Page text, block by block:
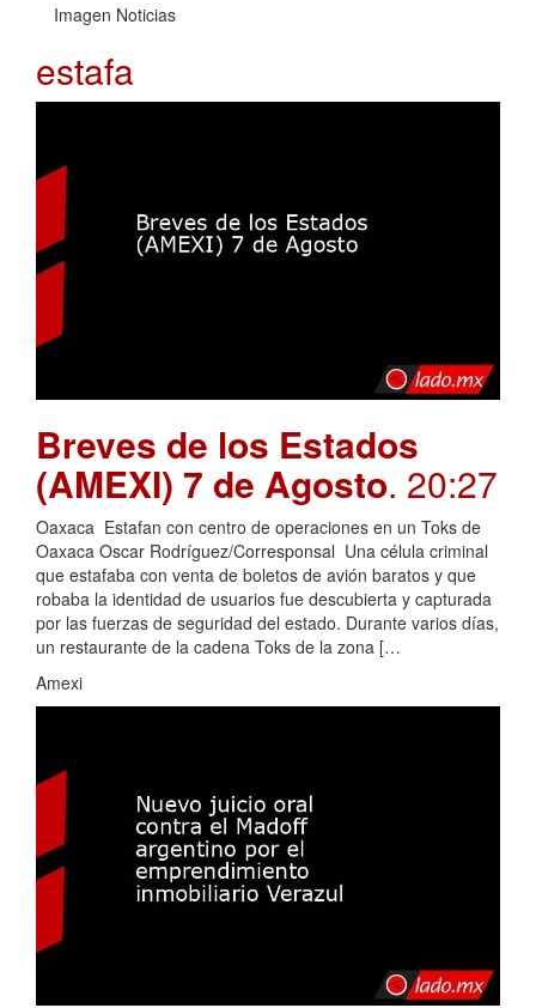
Imagen Noticias
estafa
Breves de los Estados
(AMEXI) 7 de Agosto. 20:27
Oaxaca Estafan con centro de operaciones en un Toks de
Oaxaca Oscar Rodríguez/Corresponsal Una célula criminal
que estafaba con venta de boletos de avión baratos y que
robaba la identidad de usuarios fue descubierta y capturada
por las fuerzas de seguridad del estado. Durante varios días,
un restaurante de la cadena Toks de la zona […
Amexi